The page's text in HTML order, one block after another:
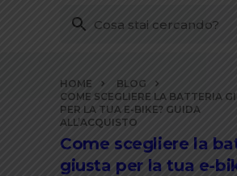
contenuti
HOME
BLOG
COME SCEGLIERE LA BATTERIA
PER LA TUA E-BIKE? GUIDA
ALL’ACQUISTO
Come scegliere la
giusta per la tua e-